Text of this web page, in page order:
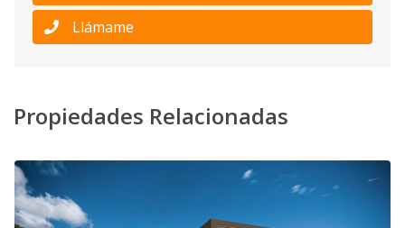
Llámame
Propiedades Relacionadas